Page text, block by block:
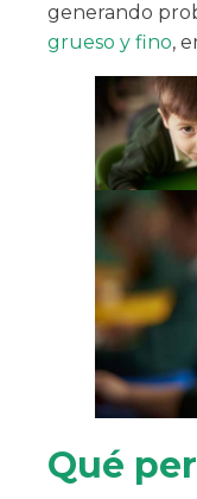
generando
grueso y fino,
Qué